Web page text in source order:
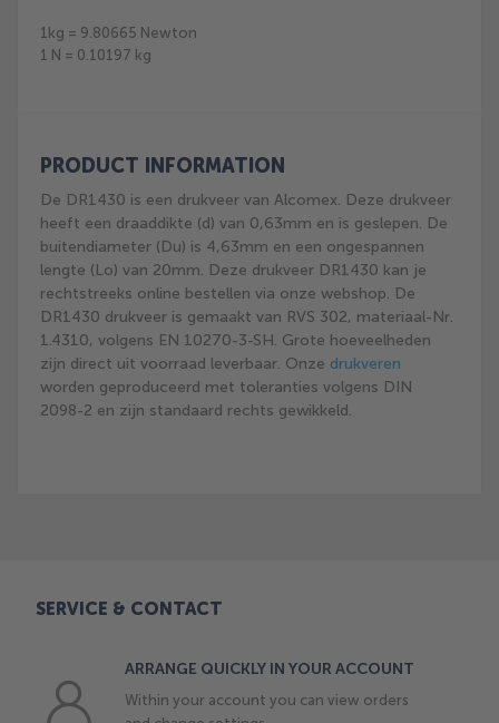
1kg = 9.80665 Newton
1 N = 0.10197 kg
PRODUCT INFORMATION
De DR1430 is een drukveer van Alcomex. Deze drukveer
heeft een draaddikte (d) van 0,63mm en is geslepen. De
buitendiameter (Du) is 4,63mm en een ongespannen
lengte (Lo) van 20mm. Deze drukveer DR1430 kan je
rechtstreeks online bestellen via onze webshop. De
DR1430 drukveer is gemaakt van RVS 302, materiaal-Nr.
1.4310, volgens EN 10270-3-SH. Grote hoeveelheden
zijn direct uit voorraad leverbaar. Onze drukveren
worden geproduceerd met toleranties volgens DIN
2098-2 en zijn standaard rechts gewikkeld.
SERVICE & CONTACT
ARRANGE QUICKLY IN YOUR ACCOUNT
Within your account you can view orders